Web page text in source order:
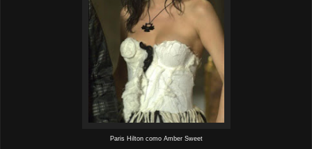
Paris Hilton como Amber Sweet